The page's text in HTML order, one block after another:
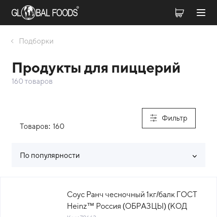
Подборки
Продукты для пиццерий
160 товаров
Фильтр
Товаров: 160
По популярности
Соус Ранч чесночный 1кг/балк ГОСТ
Heinz™ Россия (ОБРАЗЦЫ) (КОД